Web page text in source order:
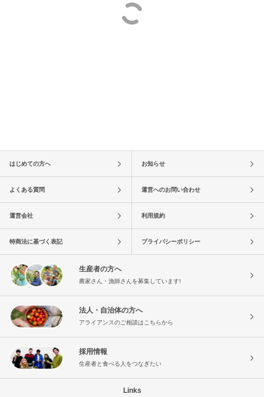
はじめての方へ お知らせ
よくある質問 運営へのお問い合わせ
運営会社 利用規約
特商法に基づく表記 プライバシーポリシー
生産者の方へ
農家さん・漁師さんを募集しています!
法人・自治体の方へ
アライアンスのご相談はこちらから
採用情報
生産者と食べる人をつなぎたい
Links